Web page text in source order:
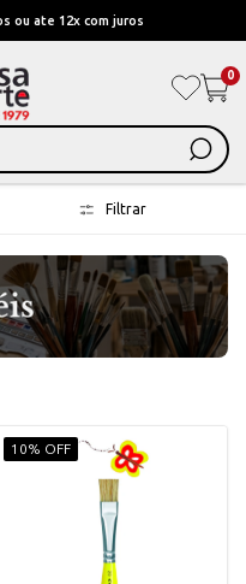
ou ate 12x com juros
0
Filtrar
10% OFF